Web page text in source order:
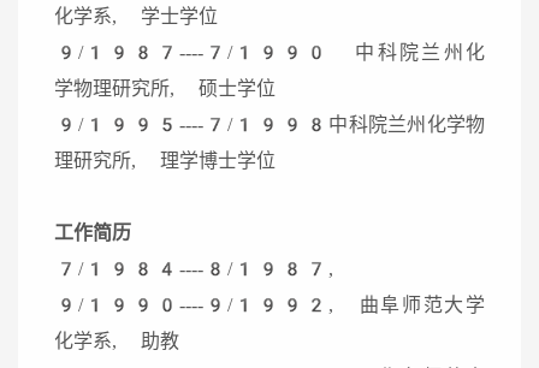
化学系, 学士学位
9/1987----7/1990 中科院兰州化
学物理研究所, 硕士学位
9/1995----7/1998中科院兰州化学物
理研究所, 理学博士学位
工作简历
7/1984----8/1987,
9/1990----9/1992, 曲阜师范大学
化学系, 助教